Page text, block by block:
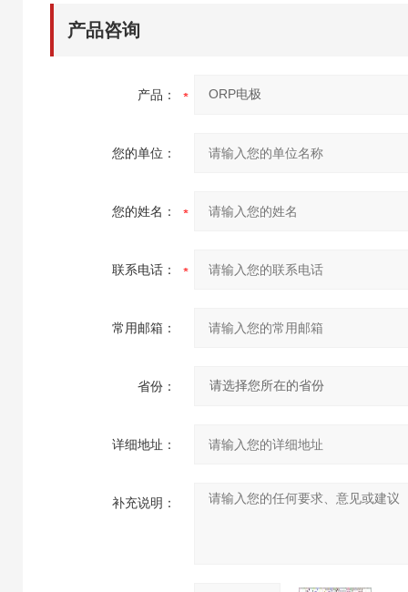
产品咨询
产品：
您的单位：
您的姓名：
联系电话：
常用邮箱：
省份：
详细地址：
补充说明：